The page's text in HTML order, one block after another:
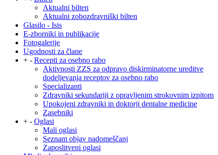
Aktualni bilten
Aktualni zobozdravniški bilten
Glasilo - Isis
E-zborniki in publikacije
Fotogalerije
Ugodnosti za člane
+ - Recepti za osebno rabo
Aktivnosti ZZS za odpravo diskirminatorne ureditve
dodeljevanja receptov za osebno rabo
Specializanti
Zdravniki sekundariji z opravljenim strokovnim izpitom
Upokojeni zdravniki in doktorji dentalne medicine
Zasebniki
+ - Oglasi
Mali oglasi
Seznam objav nadomeščanj
Zaposlitveni oglasi